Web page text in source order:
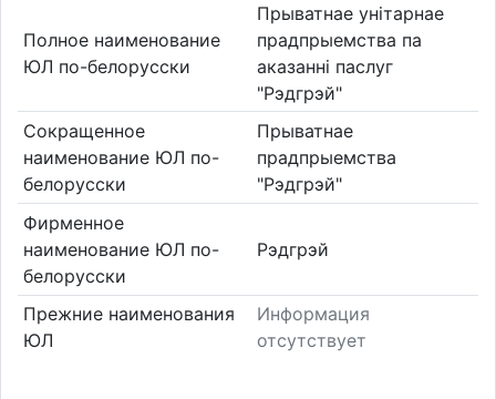
Полное наименование
ЮЛ по-белорусски
Прыватнае унiтарнае
прадпрыемства па
аказаннi паслуг
"Рэдгрэй"
Сокращенное
наименование ЮЛ по-
белорусски
Прыватнае
прадпрыемства
"Рэдгрэй"
Фирменное
наименование ЮЛ по-
белорусски
Рэдгрэй
Прежние наименования
ЮЛ
Информация
отсутствует